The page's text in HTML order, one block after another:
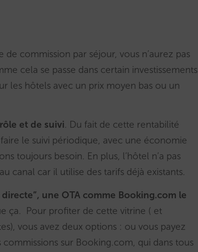
de commission par séjour, vous n’aurez pas
cela se passe dans certain investissements
les hôtels avec un prix moyen bas ou un
et de suivi. Du fait de cette rentabilité
le suivi périodique, avec une économie
toujours besoin. En plus, l’hôtel n’a pas
canal car il utilise des tarifs déjà existants.
une OTA comme Booking.com le
ça. Pour profiter de cette vitrine ( et
vous avez deux options : ou vous payez
sur Booking.com, qui dans tous